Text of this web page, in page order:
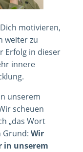
motivieren,
weiter zu
Erfolg in dieser
innere
unserem
scheuen
„das Wort
Grund: Wir
in unserem